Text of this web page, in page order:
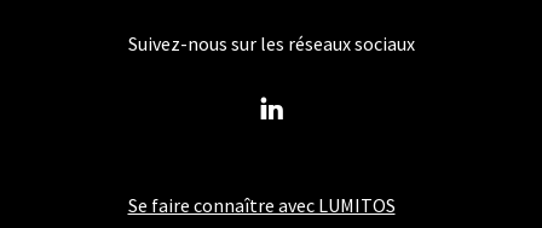
Se faire connaître avec LUMITOS
Suivez-nous sur les réseaux sociaux